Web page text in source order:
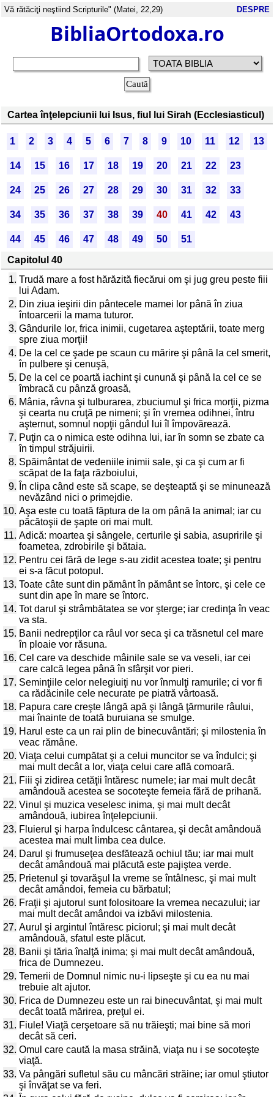
Vă rătăciţi neştiind Scripturile" (Matei, 22,29) DESPRE
BibliaOrtodoxa.ro
Cartea înţelepciunii lui Isus, fiul lui Sirah (Ecclesiasticul)
1 2 3 4 5 6 7 8 9 10 11 12 13
14 15 16 17 18 19 20 21 22 23
24 25 26 27 28 29 30 31 32 33
34 35 36 37 38 39 40 41 42 43
44 45 46 47 48 49 50
51
Capitolul 40
1. Trudă mare a fost hărăzită fiecărui om şi jug greu peste fiii
lui Adam.
2. Din ziua ieşirii din pântecele mamei lor până în ziua
întoarcerii la mama tuturor.
3. Gândurile lor, frica inimii, cugetarea aşteptării, toate merg
spre ziua morţii!
4. De la cel ce şade pe scaun cu mărire şi până la cel smerit,
în pulbere şi cenuşă,
5. De la cel ce poartă iachint şi cunună şi până la cel ce se
îmbracă cu pânză groasă,
6. Mânia, râvna şi tulburarea, zbuciumul şi frica morţii, pizma
şi cearta nu cruţă pe nimeni; şi în vremea odihnei, întru
aşternut, somnul nopţii gândul lui îl împovărează.
7. Puţin ca o nimica este odihna lui, iar în somn se zbate ca
în timpul străjuirii.
8. Spăimântat de vedeniile inimii sale, şi ca şi cum ar fi
scăpat de la faţa războiului,
9. În clipa când este să scape, se deşteaptă şi se minunează
nevăzând nici o primejdie.
10. Aşa este cu toată făptura de la om până la animal; iar cu
păcătoşii de şapte ori mai mult.
11. Adică: moartea şi sângele, certurile şi sabia, asupririle şi
foametea, zdrobirile şi bătaia.
12. Pentru cei fără de lege s-au zidit acestea toate; şi pentru
ei s-a făcut potopul.
13. Toate câte sunt din pământ în pământ se întorc, şi cele ce
sunt din ape în mare se întorc.
14. Tot darul şi strâmbătatea se vor şterge; iar credinţa în veac
va sta.
15. Banii nedrepţilor ca râul vor seca şi ca trăsnetul cel mare
în ploaie vor răsuna.
16. Cel care va deschide mâinile sale se va veseli, iar cei
care calcă legea până în sfârşit vor pieri.
17. Seminţiile celor nelegiuiţi nu vor înmulţi ramurile; ci vor fi
ca rădăcinile cele necurate pe piatră vârtoasă.
18. Papura care creşte lângă apă şi lângă ţărmurile râului,
mai înainte de toată buruiana se smulge.
19. Harul este ca un rai plin de binecuvântări; şi milostenia în
veac rămâne.
20. Viaţa celui cumpătat şi a celui muncitor se va îndulci; şi
mai mult decât a lor, viaţa celui care află comoară.
21. Fiii şi zidirea cetăţii întăresc numele; iar mai mult decât
amândouă acestea se socoteşte femeia fără de prihană.
22. Vinul şi muzica veselesc inima, şi mai mult decât
amândouă, iubirea înţelepciunii.
23. Fluierul şi harpa îndulcesc cântarea, şi decât amândouă
acestea mai mult limba cea dulce.
24. Darul şi frumuseţea desfătează ochiul tău; iar mai mult
decât amândouă mai plăcută este pajiştea verde.
25. Prietenul şi tovarăşul la vreme se întâlnesc, şi mai mult
decât amândoi, femeia cu bărbatul;
26. Fraţii şi ajutorul sunt folositoare la vremea necazului; iar
mai mult decât amândoi va izbăvi milostenia.
27. Aurul şi argintul întăresc piciorul; şi mai mult decât
amândouă, sfatul este plăcut.
28. Banii şi tăria înalţă inima; şi mai mult decât amândouă,
frica de Dumnezeu.
29. Temerii de Domnul nimic nu-i lipseşte şi cu ea nu mai
trebuie alt ajutor.
30. Frica de Dumnezeu este un rai binecuvântat, şi mai mult
decât toată mărirea, preţul ei.
31. Fiule! Viaţă cerşetoare să nu trăieşti; mai bine să mori
decât să ceri.
32. Omul care caută la masa străină, viaţa nu i se socoteşte
viaţă.
33. Va pângări sufletul său cu mâncări străine; iar omul ştiutor
şi învăţat se va feri.